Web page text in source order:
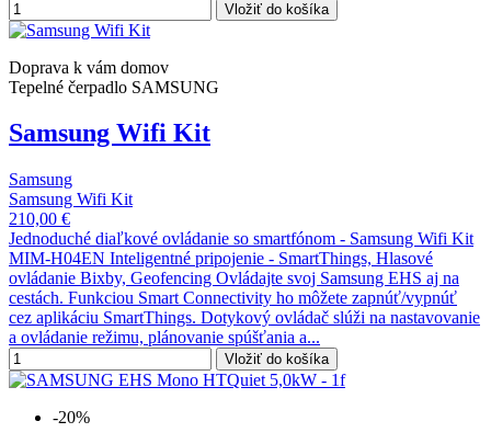
Vložiť do košíka
Doprava k vám domov
Tepelné čerpadlo SAMSUNG
Samsung Wifi Kit
Samsung
Samsung Wifi Kit
210,00 €
Jednoduché diaľkové ovládanie so smartfónom - Samsung Wifi Kit
MIM-H04EN Inteligentné pripojenie - SmartThings, Hlasové
ovládanie Bixby, Geofencing Ovládajte svoj Samsung EHS aj na
cestách. Funkciou Smart Connectivity ho môžete zapnúť/vypnúť
cez aplikáciu SmartThings. Dotykový ovládač slúži na nastavovanie
a ovládanie režimu, plánovanie spúšťania a...
Vložiť do košíka
-20%